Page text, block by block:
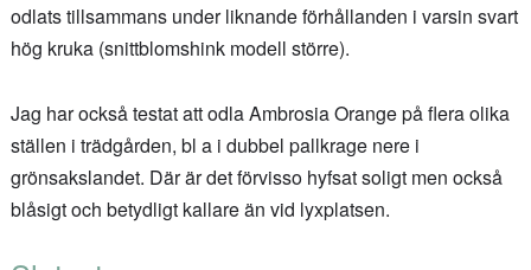
odlats tillsammans under liknande förhållanden i varsin svart
hög kruka (snittblomshink modell större).
Jag har också testat att odla Ambrosia Orange på flera olika
ställen i trädgården, bl a i dubbel pallkrage nere i
grönsakslandet. Där är det förvisso hyfsat soligt men också
blåsigt och betydligt kallare än vid lyxplatsen.